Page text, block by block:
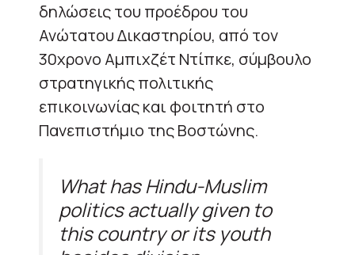
δηλώσεις του προέδρου του
Ανώτατου Δικαστηρίου, από τον
30χρονο Αμπιχζέτ Ντίπκε, σύμβουλο
στρατηγικής πολιτικής
επικοινωνίας και φοιτητή στο
Πανεπιστήμιο της Βοστώνης.
What has Hindu-Muslim
politics actually given to
this country or its youth